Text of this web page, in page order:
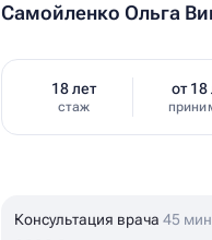
Самойленко Ольга
18 лет
стаж
от 18
Консультация врача 45 мин